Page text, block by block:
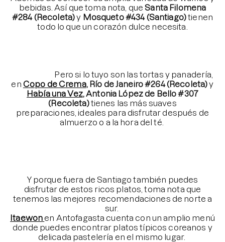
bebidas. Así que toma nota, que Santa Filomena
#284 (Recoleta)y Mosqueto #434 (Santiago)tienen
todo lo que un corazón dulce necesita.
Pero si lo tuyo son las tortas y panadería,
en Copo de Crema, Río de Janeiro #264 (Recoleta)y
Había una Vez, Antonia López de Bello #307
(Recoleta)tienes las más suaves
preparaciones, ideales para disfrutar después de
almuerzo o a la hora del té.
Y porque fuera de Santiago también puedes
disfrutar de estos ricos platos, toma nota que
tenemos las mejores recomendaciones de norte a
sur.
Itaewonen Antofagasta cuenta con un amplio menú
donde puedes encontrar platos típicos coreanos y
delicada pastelería en el mismo lugar.